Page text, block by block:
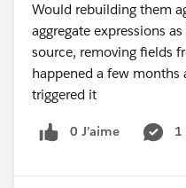
Would rebuilding them
aggregate expressions
source, removing fields
happened a few
triggered it
0 J’aime 1